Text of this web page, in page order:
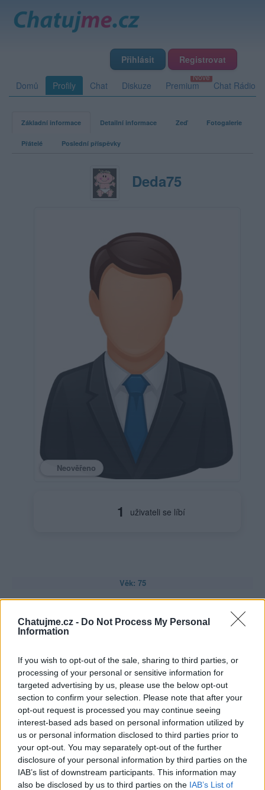
Chatujme.cz - Do Not Process My Personal
Information
If you wish to opt-out of the sale, sharing to third parties, or
processing of your personal or sensitive information for
targeted advertising by us, please use the below opt-out
section to confirm your selection. Please note that after your
opt-out request is processed you may continue seeing
interest-based ads based on personal information utilized by
us or personal information disclosed to third parties prior to
your opt-out. You may separately opt-out of the further
disclosure of your personal information by third parties on the
IAB’s list of downstream participants. This information may
also be disclosed by us to third parties on the IAB’s List of
Přihlásit Registrovat
Domů Profily Chat Diskuze Premium Chat Rádio
Základní informace Detailní informace Zeď Fotogalerie
Přátelé Poslední příspěvky
Deda75
Neověřeno
1 uživateli se líbí
Věk: 75
Napsat uživateli vzkaz
Registrace od: 21.06.2025 10:04
Online: Není nikde online
Naposledy aktivní: 05.08.2026 08:30
Prochatováno: 30.33 hod.
Počet přátel: 5
Profil zobrazen: 634x
Líbí se:1
Oblibené místnosti: Žádné
Sledované diskuze: Erotické psaní, Fantazie ❤️ ,EXHIBICIONISTA,Informace
pro uživatele,Mladá stále vlhká 🤪,Velký věkový rozdíl mezi…